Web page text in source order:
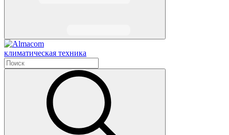
климатическая техника